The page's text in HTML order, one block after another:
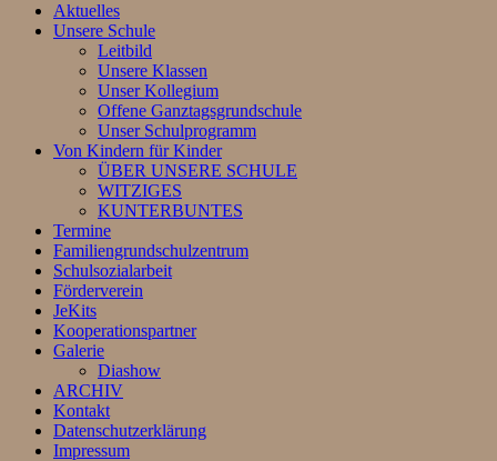
Aktuelles
Unsere Schule
Leitbild
Unsere Klassen
Unser Kollegium
Offene Ganztagsgrundschule
Unser Schulprogramm
Von Kindern für Kinder
ÜBER UNSERE SCHULE
WITZIGES
KUNTERBUNTES
Termine
Familiengrundschulzentrum
Schulsozialarbeit
Förderverein
JeKits
Kooperationspartner
Galerie
Diashow
ARCHIV
Kontakt
Datenschutzerklärung
Impressum